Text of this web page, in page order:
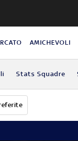
AMICHEVOLI
Stats Squadre